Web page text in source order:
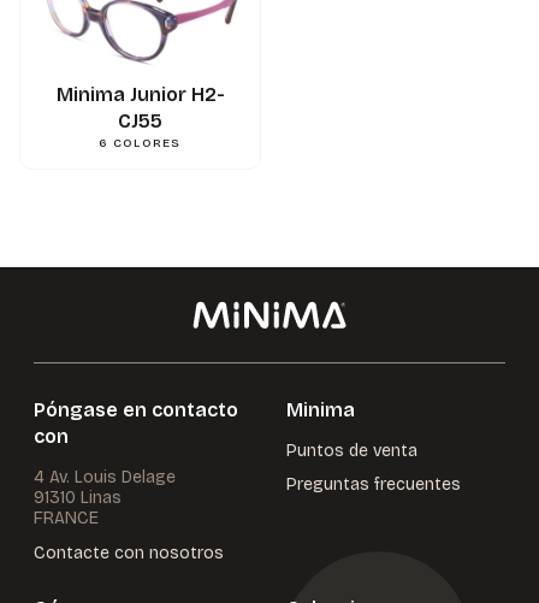
120 mm
Poids 0.000000
3662745122163
Minima Junior H2-
CJ55
6 COLORES
Póngase en contacto
con
4 Av. Louis Delage
91310 Linas
FRANCE
Contacte con nosotros
Minima
Puntos de venta
Preguntas frecuentes